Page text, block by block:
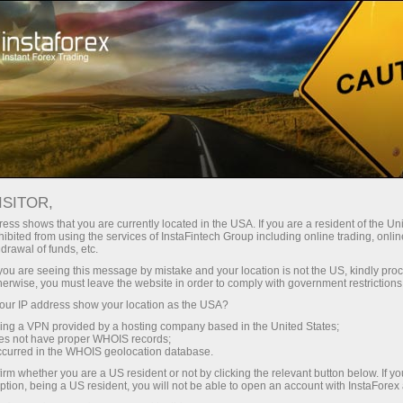
Швидке відкриття рахунку Торгова платформа
Інвесторам Партнерам
shows that you are currently located in the USA. If you are a resident of the
from using the services of InstaFintech Group including online trading,
of funds, etc.
are seeing this message by mistake and your location is not the US, kindly
you must leave the website in order to comply with government
IP address show your location as the USA?
a VPN provided by a hosting company based in the United States;
not have proper WHOIS records;
in the WHOIS geolocation database.
whether you are a US resident or not by clicking the relevant button below. If
being a US resident, you will not be able to open an account with InstaForex